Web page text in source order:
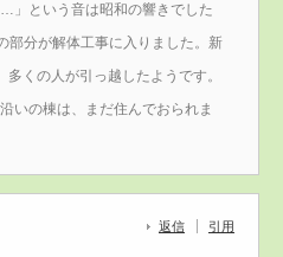
」という音は昭和の響きでした
部分が解体工事に入りました。新
くの人が引っ越したようです。
いの棟は、まだ住んでおられま
返信 引用